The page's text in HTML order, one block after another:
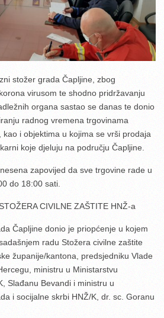
stožer grada Čapljine, zbog
virusom te shodno pridržavanju
organa sastao se danas te donio
radnog vremena trgovinama
i objektima u kojima se vrši prodaja
koje djeluju na području Čapljine.
zapovijed da sve trgovine rade u
do 18:00 sati.
CIVILNE ZAŠTITE HNŽ-a
Čapljine donio je priopćenje u kojem
radu Stožera civilne zaštite
županije/kantona, predsjedniku Vlade
ministru u Ministarstvu
Slađanu Bevandi i ministru u
i socijalne skrbi HNŽ/K, dr. sc. Goranu